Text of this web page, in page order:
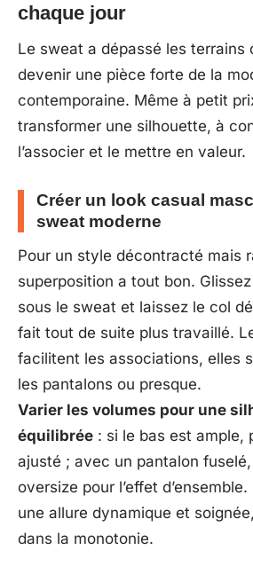
chaque jour
Le sweat a dépassé les terrains
devenir une pièce forte de la
contemporaine. Même à petit
transformer une silhouette, à
l’associer et le mettre en valeur.
Créer un look casual
sweat moderne
Pour un style décontracté mais
superposition a tout bon.
sous le sweat et laissez le col
fait tout de suite plus travaillé.
facilitent les associations, elles
les pantalons ou presque.
Varier les volumes pour une
équilibrée : si le bas est ample,
ajusté ; avec un pantalon
oversize pour l’effet
une allure dynamique et
dans la monotonie.